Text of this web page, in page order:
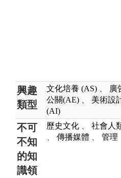
興趣
類型
文化培養 (AS)
廣
公關(AE)
美術設
(AI)
不可
不知
的知
識領
歷史文化
社會人
傳播媒體 管理